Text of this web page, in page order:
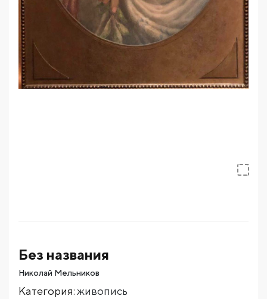
Без названия
Николай Мельников
Категория:живопись